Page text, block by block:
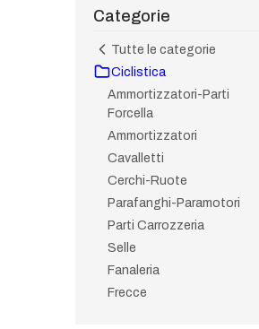
Categorie
Tutte le categorie
Ciclistica
Ammortizzatori-Parti
Forcella
Ammortizzatori
Cavalletti
Cerchi-Ruote
Parafanghi-Paramotori
Parti Carrozzeria
Selle
Fanaleria
Frecce